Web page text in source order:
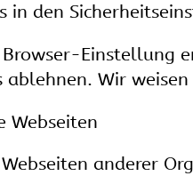
in den
Browser-Einstellung
ablehnen. Wir
Webseiten
anderer